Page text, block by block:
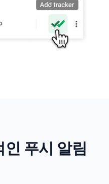
푸시 알림